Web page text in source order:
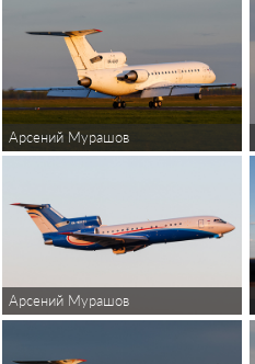
Арсений Мурашов
Арсений Мурашов